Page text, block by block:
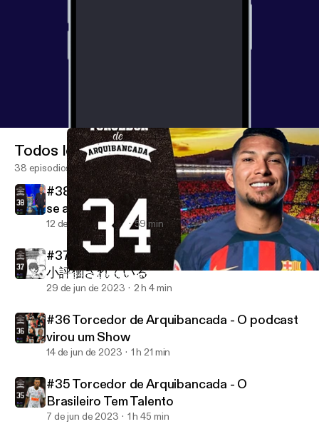
#34 Torcedor de Arquibancada - Eles JURARAM que a culpa é
Torcedor de Arquibancada
Todos los episodios
38 episodios
#38 Torcedor de Arquibancada - Quem não
se arrepiar está morto por dentro!
12 de sep de 2023 59 min
#37 Torcedor de Arquibancada - ジーコは過
小評価されている
29 de jun de 2023 2 h 4 min
#36 Torcedor de Arquibancada - O podcast
virou um Show
14 de jun de 2023 1 h 21 min
#35 Torcedor de Arquibancada - O
Brasileiro Tem Talento
7 de jun de 2023 1 h 45 min